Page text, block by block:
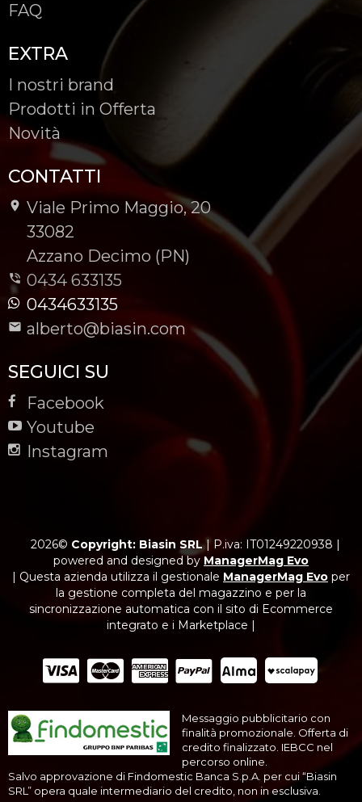
FAQ
EXTRA
I nostri brand
Prodotti in Offerta
Novità
CONTATTI
Viale Primo Maggio, 20
-
33082
-
Azzano Decimo (PN)
0434 633135
0434633135
alberto@biasin.com
SEGUICI SU
Facebook
Youtube
Instagram
2026© Copyright: Biasin SRL| P.iva: IT01249220938 |
powered and designed by ManagerMag Evo
| Questa azienda utilizza il gestionale ManagerMag Evo per
la gestione completa del magazzino e per la
sincronizzazione automatica con il sito di Ecommerce
integrato e i Marketplace |
Messaggio pubblicitario con
finalità promozionale. Offerta di
credito finalizzato. IEBCC nel
percorso online.
Salvo approvazione di Findomestic Banca S.p.A. per cui “Biasin
SRL” opera quale intermediario del credito, non in esclusiva.